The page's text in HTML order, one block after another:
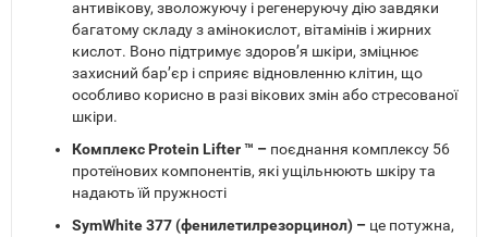
антивікову, зволожуючу і регенеруючу дію завдяки
багатому складу з амінокислот, вітамінів і жирних
кислот. Воно підтримує здоров’я шкіри, зміцнює
захисний бар’єр і сприяє відновленню клітин, що
особливо корисно в разі вікових змін або стресованої
шкіри.
Комплекс Protein Lifter ™ – поєднання комплексу 56
протеїнових компонентів, які ущільнюють шкіру та
надають їй пружності
SymWhite 377 (фенилетилрезорцинол) – це потужна,